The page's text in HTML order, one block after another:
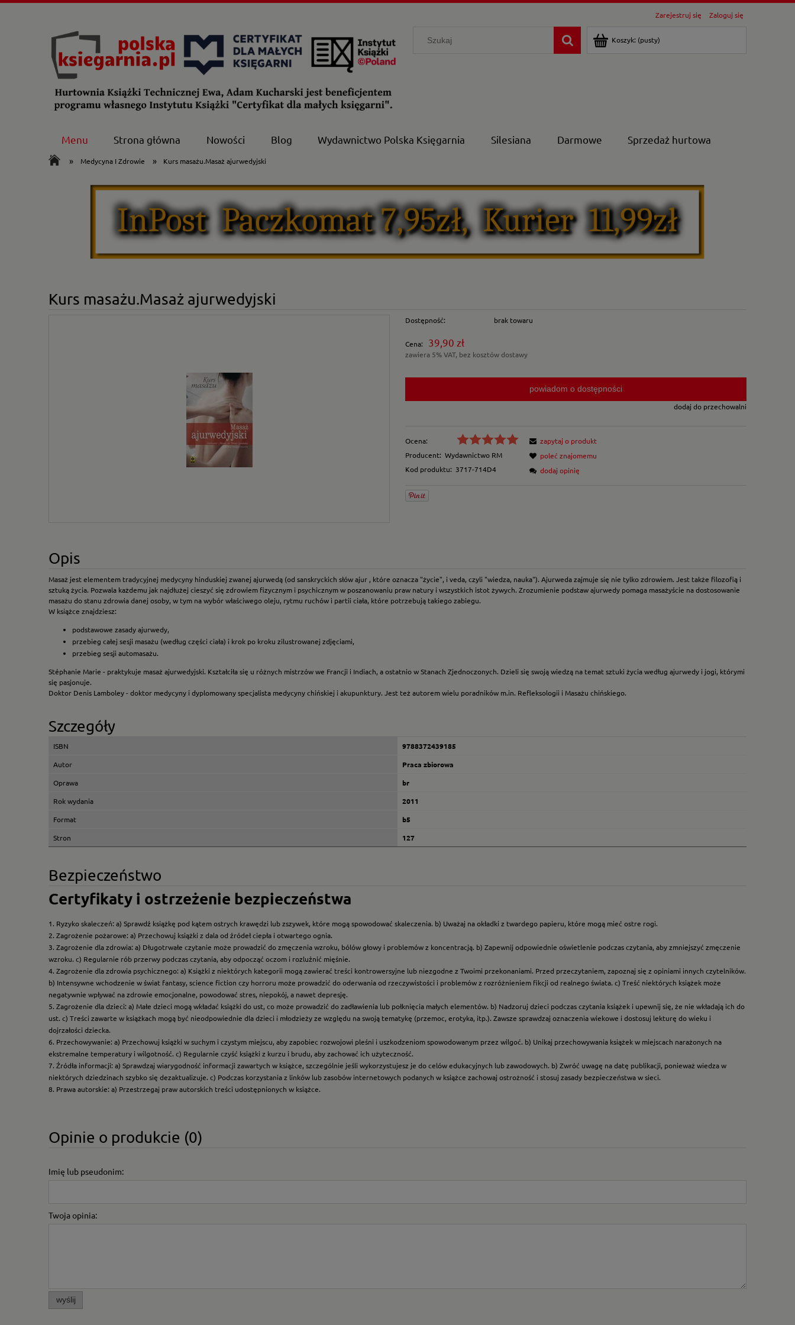
Zarejestruj się Zaloguj się
Koszyk: (pusty)
Menu Strona główna Nowości Blog Wydawnictwo Polska Księgarnia Silesiana Darmowe Sprzedaż hurtowa
» Medycyna I Zdrowie » Kurs masażu.Masaż ajurwedyjski
Kurs masażu.Masaż ajurwedyjski
Dostępność: brak towaru
Cena: 39,90 zł
zawiera 5% VAT, bez kosztów dostawy
powiadom o dostępności
dodaj do przechowalni
Ocena:
Producent: Wydawnictwo RM
Kod produktu: 3717-714D4
zapytaj o produkt
poleć znajomemu
dodaj opinię
Opis
Masaż jest elementem tradycyjnej medycyny hinduskiej zwanej ajurwedą (od sanskryckich słów ajur , które oznacza "życie", i veda, czyli "wiedza, nauka"). Ajurweda zajmuje się nie tylko zdrowiem. Jest także filozofią i
sztuką życia. Pozwala każdemu jak najdłużej cieszyć się zdrowiem fizycznym i psychicznym w poszanowaniu praw natury i wszystkich istot żywych. Zrozumienie podstaw ajurwedy pomaga masażyście na dostosowanie
masażu do stanu zdrowia danej osoby, w tym na wybór właściwego oleju, rytmu ruchów i partii ciała, które potrzebują takiego zabiegu.
W książce znajdziesz:
podstawowe zasady ajurwedy,
przebieg całej sesji masażu (według części ciała) i krok po kroku zilustrowanej zdjęciami,
przebieg sesji automasażu.
Stéphanie Marie - praktykuje masaż ajurwedyjski. Kształciła się u różnych mistrzów we Francji i Indiach, a ostatnio w Stanach Zjednoczonych. Dzieli się swoją wiedzą na temat sztuki życia według ajurwedy i jogi, którymi
się pasjonuje.
Doktor Denis Lamboley - doktor medycyny i dyplomowany specjalista medycyny chińskiej i akupunktury. Jest też autorem wielu poradników m.in. Refleksologii i Masażu chińskiego.
Szczegóły
ISBN
9788372439185
Autor
Praca zbiorowa
Oprawa
br
Rok wydania
2011
Format
b5
Stron
127
Bezpieczeństwo
Certyfikaty i ostrzeżenie bezpieczeństwa
1. Ryzyko skaleczeń: a) Sprawdź książkę pod kątem ostrych krawędzi lub zszywek, które mogą spowodować skaleczenia. b) Uważaj na okładki z twardego papieru, które mogą mieć ostre rogi.
2. Zagrożenie pożarowe: a) Przechowuj książki z dala od źródeł ciepła i otwartego ognia.
3. Zagrożenie dla zdrowia: a) Długotrwałe czytanie może prowadzić do zmęczenia wzroku, bólów głowy i problemów z koncentracją. b) Zapewnij odpowiednie oświetlenie podczas czytania, aby zmniejszyć zmęczenie
wzroku. c) Regularnie rób przerwy podczas czytania, aby odpocząć oczom i rozluźnić mięśnie.
4. Zagrożenie dla zdrowia psychicznego: a) Książki z niektórych kategorii mogą zawierać treści kontrowersyjne lub niezgodne z Twoimi przekonaniami. Przed przeczytaniem, zapoznaj się z opiniami innych czytelników.
b) Intensywne wchodzenie w świat fantasy, science fiction czy horroru może prowadzić do oderwania od rzeczywistości i problemów z rozróżnieniem fikcji od realnego świata. c) Treść niektórych książek może
negatywnie wpływać na zdrowie emocjonalne, powodować stres, niepokój, a nawet depresję.
5. Zagrożenie dla dzieci: a) Małe dzieci mogą wkładać książki do ust, co może prowadzić do zadławienia lub połknięcia małych elementów. b) Nadzoruj dzieci podczas czytania książek i upewnij się, że nie wkładają ich do
ust. c) Treści zawarte w książkach mogą być nieodpowiednie dla dzieci i młodzieży ze względu na swoją tematykę (przemoc, erotyka, itp.). Zawsze sprawdzaj oznaczenia wiekowe i dostosuj lekturę do wieku i
dojrzałości dziecka.
6. Przechowywanie: a) Przechowuj książki w suchym i czystym miejscu, aby zapobiec rozwojowi pleśni i uszkodzeniom spowodowanym przez wilgoć. b) Unikaj przechowywania książek w miejscach narażonych na
ekstremalne temperatury i wilgotność. c) Regularnie czyść książki z kurzu i brudu, aby zachować ich użyteczność.
7. Źródła informacji: a) Sprawdzaj wiarygodność informacji zawartych w książce, szczególnie jeśli wykorzystujesz je do celów edukacyjnych lub zawodowych. b) Zwróć uwagę na datę publikacji, ponieważ wiedza w
niektórych dziedzinach szybko się dezaktualizuje. c) Podczas korzystania z linków lub zasobów internetowych podanych w książce zachowaj ostrożność i stosuj zasady bezpieczeństwa w sieci.
8. Prawa autorskie: a) Przestrzegaj praw autorskich treści udostępnionych w książce.
Opinie o produkcie (0)
Imię lub pseudonim:
Twoja opinia:
wyślij